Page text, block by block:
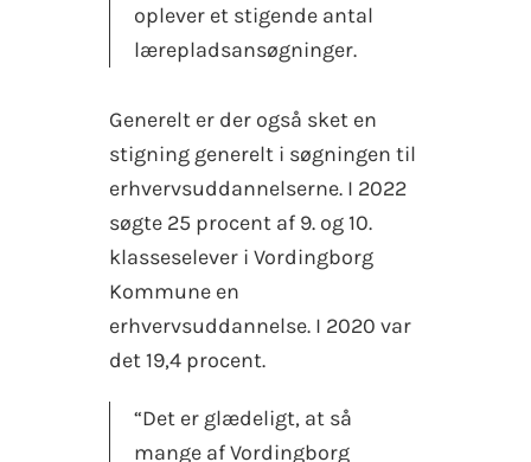
oplever et stigende antal
lærepladsansøgninger.
Generelt er der også sket en
stigning generelt i søgningen til
erhvervsuddannelserne. I 2022
søgte 25 procent af 9. og 10.
klasseselever i Vordingborg
Kommune en
erhvervsuddannelse. I 2020 var
det 19,4 procent.
“Det er glædeligt, at så
mange af Vordingborg